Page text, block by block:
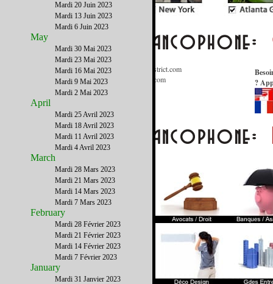
Informations Générales:Contact@FrenchDistrict.com
Publicité / Médias:Publicite@FrenchDistrict.com
Annuaire@FrenchDistrict.com
Rédaction
Webmaster:Webmaster@FrenchDistrict.com
?
Mardi 20 Juin 2023
Mardi 13 Juin 2023
Mardi 6 Juin 2023
May
Mardi 30 Mai 2023
Mardi 23 Mai 2023
Mardi 16 Mai 2023
Mardi 9 Mai 2023
Mardi 2 Mai 2023
April
Mardi 25 Avril 2023
Mardi 18 Avril 2023
Mardi 11 Avril 2023
Mardi 4 Avril 2023
March
Mardi 28 Mars 2023
Mardi 21 Mars 2023
Mardi 14 Mars 2023
Mardi 7 Mars 2023
February
Mardi 28 Février 2023
Mardi 21 Février 2023
Mardi 14 Février 2023
Mardi 7 Février 2023
January
Mardi 31 Janvier 2023